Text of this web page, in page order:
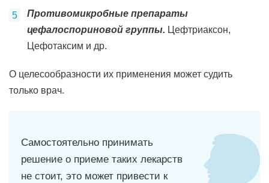
Противомикробные препараты
цефалоспориновой группы. Цефтриаксон,
Цефотаксим и др.
О целесообразности их применения может судить
только врач.
Самостоятельно принимать
решение о приеме таких лекарств
не стоит, это может привести к